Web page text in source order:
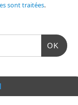
sont traitées.
OK